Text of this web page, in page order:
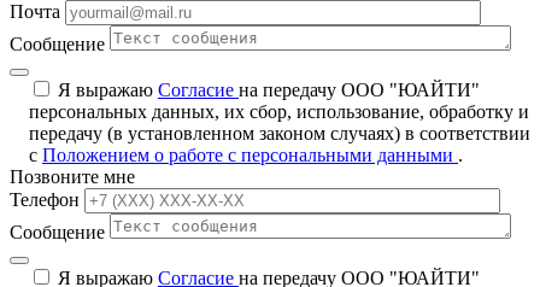
Почта
Сообщение
Я выражаю Согласие на передачу ООО "ЮАЙТИ"
персональных данных, их сбор, использование, обработку и
передачу (в установленном законом случаях) в соответствии
с Положением о работе с персональными данными .
Позвоните мне
Телефон
Сообщение
Я выражаю Согласие на передачу ООО "ЮАЙТИ"